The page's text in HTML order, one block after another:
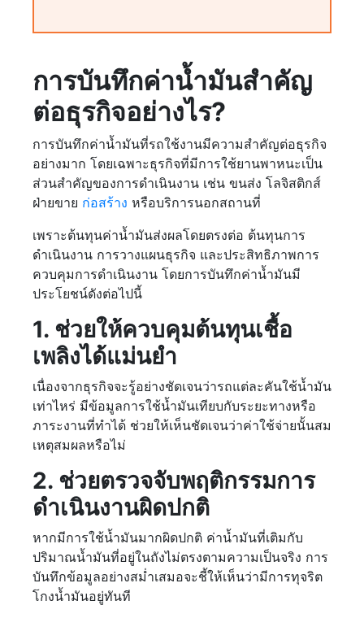
การบันทึกค่าน้ำมันสำคัญ
ต่อธุรกิจอย่างไร?
การบันทึกค่าน้ำมันที่รถใช้งานมีความสำคัญต่อธุรกิจ
อย่างมาก โดยเฉพาะธุรกิจที่มีการใช้ยานพาหนะเป็น
ส่วนสำคัญของการดำเนินงาน เช่น ขนส่ง โลจิสติกส์
ฝ่ายขาย ก่อสร้าง หรือบริการนอกสถานที่
เพราะต้นทุนค่าน้ำมันส่งผลโดยตรงต่อ ต้นทุนการ
ดำเนินงาน การวางแผนธุรกิจ และประสิทธิภาพการ
ควบคุมการดำเนินงาน โดยการบันทึกค่าน้ำมันมี
ประโยชน์ดังต่อไปนี้
1. ช่วยให้ควบคุมต้นทุนเชื้อ
เพลิงได้แม่นยำ
เนื่องจากธุรกิจจะรู้อย่างชัดเจนว่ารถแต่ละคันใช้น้ำมัน
เท่าไหร่ มีข้อมูลการใช้น้ำมันเทียบกับระยะทางหรือ
ภาระงานที่ทำได้ ช่วยให้เห็นชัดเจนว่าค่าใช้จ่ายนั้นสม
เหตุสมผลหรือไม่
2. ช่วยตรวจจับพฤติกรรมการ
ดำเนินงานผิดปกติ
หากมีการใช้น้ำมันมากผิดปกติ ค่าน้ำมันที่เติมกับ
ปริมาณน้ำมันที่อยู่ในถังไม่ตรงตามความเป็นจริง การ
บันทึกข้อมูลอย่างสม่ำเสมอจะชี้ให้เห็นว่ามีการทุจริต
โกงน้ำมันอยู่ทันที